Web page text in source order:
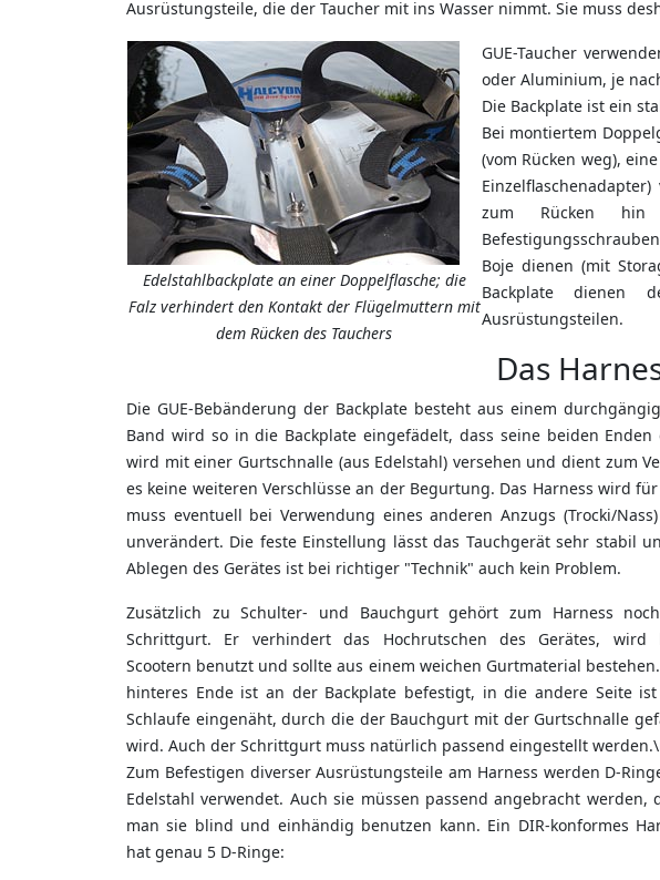
Ausrüstungsteile, die der Taucher mit ins Wasser nimmt. Sie muss
Edelstahlbackplate an einer Doppelflasche; die
Falz verhindert den Kontakt der Flügelmuttern mit
dem Rücken des Tauchers
GUE-Taucher
oder Aluminium, je
Die Backplate ist ein
Bei montiertem
(vom Rücken weg),
zum Rücken
Boje dienen (mit
Backplate dienen
Ausrüstungsteilen.
Das
Die GUE-Bebänderung der Backplate besteht aus einem
Band wird so in die Backplate eingefädelt, dass seine beiden
wird mit einer Gurtschnalle (aus Edelstahl) versehen und dient zum
es keine weiteren Verschlüsse an der Begurtung. Das Harness wird
muss eventuell bei Verwendung eines anderen Anzugs (Trocki/
unverändert. Die feste Einstellung lässt das Tauchgerät sehr stabil
Ablegen des Gerätes ist bei richtiger "Technik" auch kein Problem.
Zusätzlich zu Schulter- und Bauchgurt gehört zum Harness
Schrittgurt. Er verhindert das Hochrutschen des Gerätes, wird
Scootern benutzt und sollte aus einem weichen Gurtmaterial
hinteres Ende ist an der Backplate befestigt, in die andere Seite
Schlaufe eingenäht, durch die der Bauchgurt mit der Gurtschnalle
wird. Auch der Schrittgurt muss natürlich passend eingestellt
Zum Befestigen diverser Ausrüstungsteile am Harness werden D-
Edelstahl verwendet. Auch sie müssen passend angebracht werden,
man sie blind und einhändig benutzen kann. Ein DIR-konformes
hat genau 5 D-Ringe: